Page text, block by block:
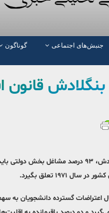
جنبش‌های اجتماعی گوناگون
قانون
براساس حکم دیوان عالی بنگلادش، ۹۳
۱۹۷۱ تعلق بگیرد.
اعتراضات گسترده دانشجویان به